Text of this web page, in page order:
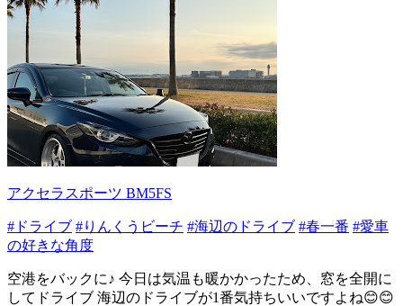
アクセラスポーツ BM5FS
#ドライブ #りんくうビーチ #海辺のドライブ #春一番 #愛車
の好きな角度
空港をバックに♪ 今日は気温も暖かかったため、窓を全開に
してドライブ 海辺のドライブが1番気持ちいいですよね😊😊